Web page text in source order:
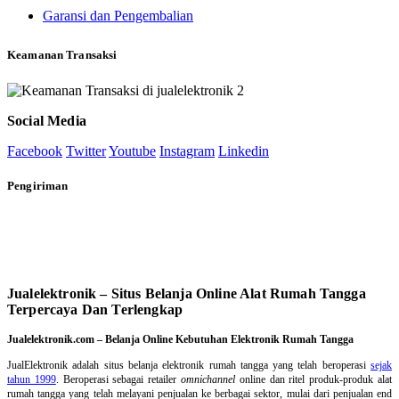
Garansi dan Pengembalian
Keamanan Transaksi
Social Media
Facebook TwitterYoutube Instagram Linkedin
Pengiriman
Jualelektronik – Situs Belanja Online Alat Rumah Tangga
Terpercaya Dan Terlengkap
Jualelektronik.com – Belanja Online Kebutuhan Elektronik Rumah Tangga
JualElektronik adalah situs belanja elektronik rumah tanggayang telah beroperasisejak
tahun 1999. Beroperasi sebagai retaileromnichannel online dan ritel produk-produk alat
rumah tangga yang telah melayani penjualan ke berbagai sektor, mulai dari penjualan end